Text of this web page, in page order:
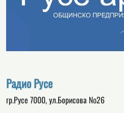
Радио Русе
гр.Русе 7000, ул.Борисова №26